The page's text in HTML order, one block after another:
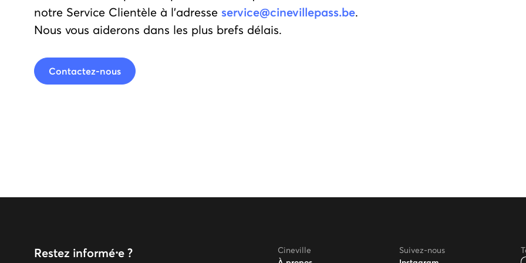
notre Service Clientèle à l'adresse service@cinevillepass.be.
Nous vous aiderons dans les plus brefs délais.
Contactez-nous
Restez informé⸱e ?
Cineville
Suivez-nous